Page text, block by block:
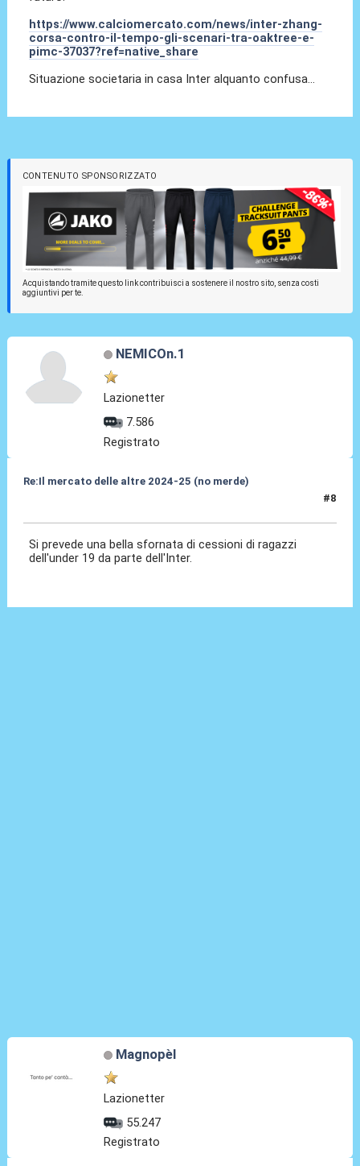
https://www.calciomercato.com/news/inter-zhang-
corsa-contro-il-tempo-gli-scenari-tra-oaktree-e-
pimc-37037?ref=native_share
Situazione societaria in casa Inter alquanto confusa...
CONTENUTO SPONSORIZZATO
Acquistando tramite questo link contribuisci a sostenere il nostro sito, senza costi
aggiuntivi per te.
NEMICOn.1
Lazionetter
7.586
Registrato
Re:Il mercato delle altre 2024-25 (no merde)
#8
Si prevede una bella sfornata di cessioni di ragazzi
dell'under 19 da parte dell'Inter.
Magnopèl
Lazionetter
55.247
Registrato